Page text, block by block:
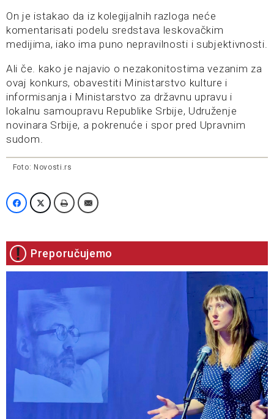
On je istakao da iz kolegijalnih razloga neće
komentarisati podelu sredstava leskovačkim
medijima, iako ima puno nepravilnosti i subjektivnosti.
Ali če. kako je najavio o nezakonitostima vezanim za
ovaj konkurs, obavestiti Ministarstvo kulture i
informisanja i Ministarstvo za državnu upravu i
lokalnu samoupravu Republike Srbije, Udruženje
novinara Srbije, a pokrenuće i spor pred Upravnim
sudom.
Foto: Novosti.rs
Preporučujemo